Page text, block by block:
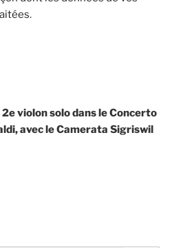
.
violon solo dans le Concerto
avec le Camerata Sigriswil